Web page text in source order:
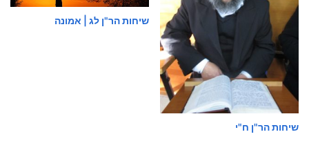
שיחות הר"ן ח"י
שיחות הר"ן לג | אמונה